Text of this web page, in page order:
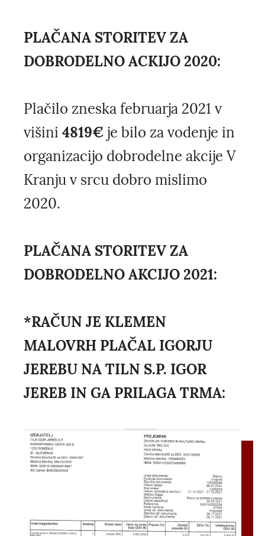
PLAČANA STORITEV ZA
DOBRODELNO ACKIJO 2020:
Plačilo zneska februarja 2021 v
višini 4819€je bilo za vodenje in
organizacijo dobrodelne akcije V
Kranju v srcu dobro mislimo
2020.
PLAČANA STORITEV ZA
DOBRODELNO AKCIJO 2021:
*RAČUN JE KLEMEN
MALOVRH PLAČAL IGORJU
JEREBU NA TILN S.P. IGOR
JEREB IN GA PRILAGA TRMA: